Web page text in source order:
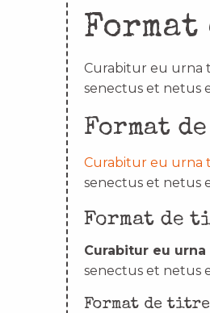
Curabitur eu urna
senectus et netus
Format
Curabitur eu urna
senectus et netus
Format de
Curabitur eu
senectus et netus
Format de